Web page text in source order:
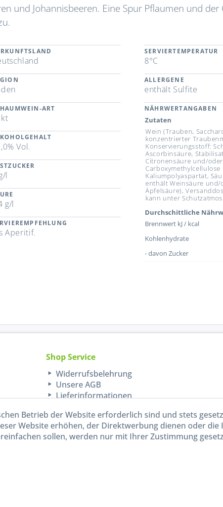
und Johannisbeeren. Eine Spur Pflaumen und der
ART
Vol.
l
g/l
Aperitif.
SERVIERTEMPERATUR
8°C
ALLERGENE
enthält Sulfite
NÄHRWERTANGABEN
Zutaten
Wein (Trauben,
konzentrierter
Konservierungsstoff:
Ascorbinsäure,
Citronensäure und/oder
Kaliumpolyaspartat,
enthält Weinsäure und/
Äpfelsäure),
kann unter
Durchschittliche
Brennwert kJ / kcal
Kohlenhydrate
- davon Zucker
Shop Service
Widerrufsbelehrung
Unsere AGB
Lieferinformationen
Betrieb der Website erforderlich sind und stets
Website erhöhen, der Direktwerbung dienen oder
sollen, werden nur mit Ihrer Zustimmung